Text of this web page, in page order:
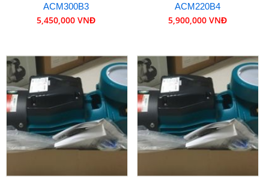
ACM300B3
5,450,000 VNĐ
ACM220B4
5,900,000 VNĐ